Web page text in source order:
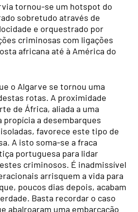
tornou-se um hotspot do
sobretudo através de
e orquestrado por
criminosas com ligações
africana até à América do
o Algarve se tornou uma
rotas. A proximidade
de África, aliada a uma
a desembarques
favorece este tipo de
A isto soma-se a fraca
portuguesa para lidar
criminosos. É inadmissível
arrisquem a vida para
poucos dias depois, acabam
Basta recordar o caso
abalroaram uma embarcação